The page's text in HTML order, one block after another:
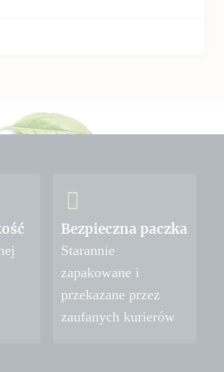
Bezpieczna paczka
Starannie
zapakowane i
przekazane przez
zaufanych kurierów